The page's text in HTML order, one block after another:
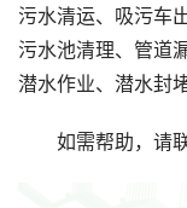
污水清运、吸污车
污水池清理、管道
潜水作业、潜水封
如需帮助，请